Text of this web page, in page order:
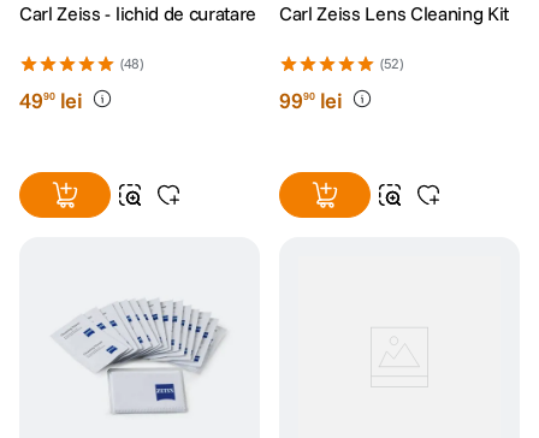
Carl Zeiss - lichid de curatare
(48)
4990 lei
Carl Zeiss Lens Cleaning Kit
(52)
9990 lei